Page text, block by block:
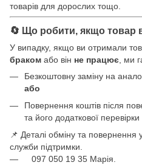
товарів для дорослих тощо.
🔄 Що робити, якщо товар
У випадку, якщо ви отримали
браком або він не працює , ми
Безкоштовну заміну на
або
Повернення коштів після
та його додаткової
📌 Деталі обміну та
служби підтримки.
097 050 19 35 Марія.